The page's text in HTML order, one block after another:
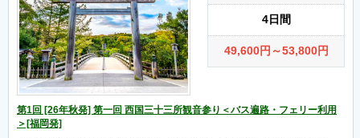
4日間
49,600円 ～53,800円
第1回 [26年秋発] 第一回 西国三十三所観音参り＜バス遍路・フェリー利用
＞[福岡発]